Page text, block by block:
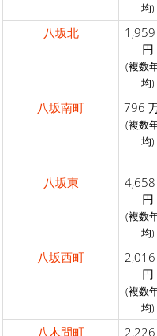
均)
八坂北
円
(複数
均)
八坂南町 796
(複数
均)
八坂東
円
(複数
均)
八坂西町
円
(複数
均)
八木間町